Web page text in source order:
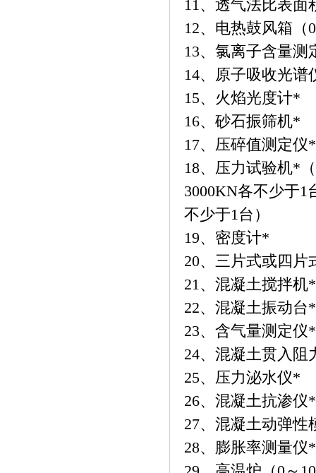
11、透气法比表面
12、电热鼓风箱
13、氯离子含量测
14、原子吸收光谱
15、火焰光度计*
16、砂石振筛机*
17、压碎值测定仪*
18、压力试验机*
3000KN各不少于1
不少于1台）
19、密度计*
20、三片式或四片
21、混凝土搅拌机*
22、混凝土振动台*
23、含气量测定仪*
24、混凝土贯入阻
25、压力泌水仪*
26、混凝土抗渗仪*
27、混凝土动弹性
28、膨胀率测量仪*